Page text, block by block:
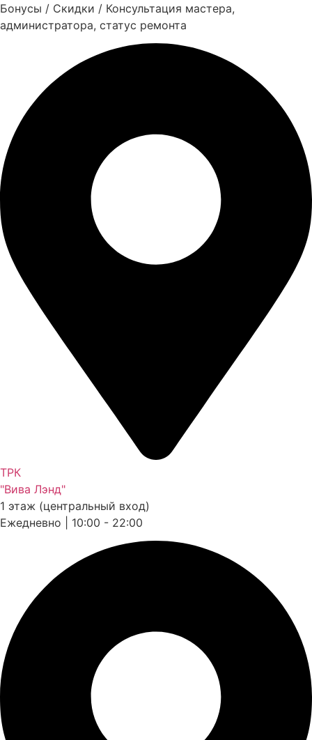
Бонусы / Скидки / Консультация мастера,
администратора, статус ремонта
ТРК
"Вива Лэнд"
1 этаж (центральный вход)
Ежедневно | 10:00 - 22:00